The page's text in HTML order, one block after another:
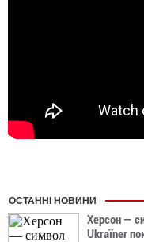
ОСТАННІ НОВИНИ
Херсон —
Ukraїner